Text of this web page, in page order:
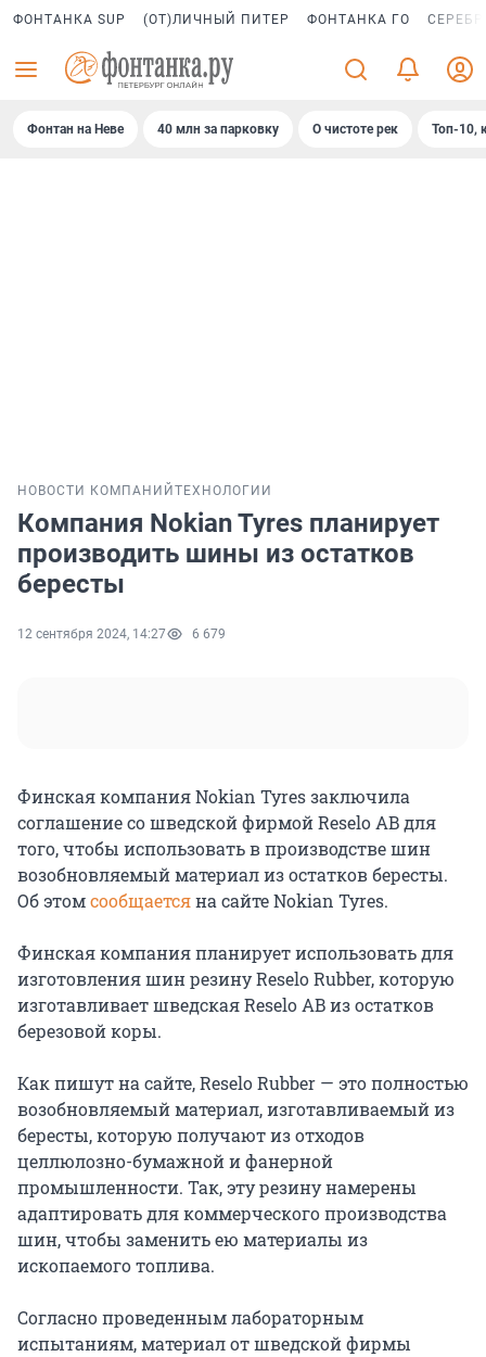
ФОНТАНКА SUP (ОТ)ЛИЧНЫЙ ПИТЕР ФОНТАНКА ГО
Фонтан на Неве 40 млн за парковку О чистоте рек Топ-10,
НОВОСТИ КОМПАНИЙ ТЕХНОЛОГИИ
Компания Nokian Tyres планирует
производить шины из остатков
бересты
12 сентября 2024, 14:27 6 679
Финская компания Nokian Tyres заключила
соглашение со шведской фирмой Reselo AB для
того, чтобы использовать в производстве шин
возобновляемый материал из остатков бересты.
Об этомсообщаетсяна сайте Nokian Tyres.
Финская компания планирует использовать для
изготовления шин резину Reselo Rubber, которую
изготавливает шведская Reselo AB из остатков
березовой коры.
Как пишут на сайте, Reselo Rubber — это полностью
возобновляемый материал, изготавливаемый из
бересты, которую получают из отходов
целлюлозно-бумажной и фанерной
промышленности. Так, эту резину намерены
адаптировать для коммерческого производства
шин, чтобы заменить ею материалы из
ископаемого топлива.
Согласно проведенным лабораторным
испытаниям, материал от шведской фирмы